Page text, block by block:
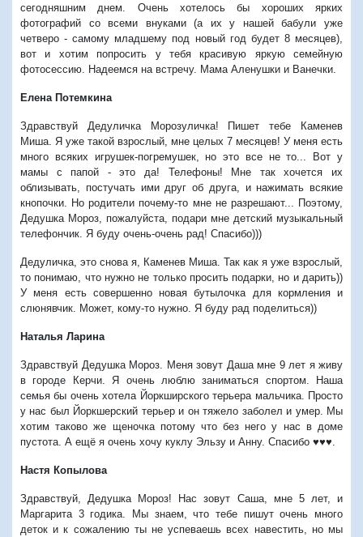
сегодняшним днем. Очень хотелось бы хороших ярких
фотографий со всеми внуками (а их у нашей бабули уже
четверо - самому младшему под новый год будет 8 месяцев),
вот и хотим попросить у тебя красивую яркую семейную
фотосессию. Надеемся на встречу. Мама Аленушки и Ванечки.
Елена Потемкина
Здравствуй Дедуличка Морозуличка! Пишет тебе Каменев
Миша. Я уже такой взрослый, мне целых 7 месяцев! У меня есть
много всяких игрушек-погремушек, но это все не то... Вот у
мамы с папой - это да! Телефоны! Мне так хочется их
облизывать, постучать ими друг об друга, и нажимать всякие
кнопочки. Но родители почему-то мне не разрешают... Поэтому,
Дедушка Мороз, пожалуйста, подари мне детский музыкальный
телефончик. Я буду очень-очень рад! Спасибо)))
Дедуличка, это снова я, Каменев Миша. Так как я уже взрослый,
то понимаю, что нужно не только просить подарки, но и дарить))
У меня есть совершенно новая бутылочка для кормления и
слюнявчик. Может, кому-то нужно. Я буду рад поделиться))
Наталья Ларина
Здравствуй Дедушка Мороз. Меня зовут Даша мне 9 лет я живу
в городе Керчи. Я очень люблю заниматься спортом. Наша
семья бы очень хотела Йоркширского терьера мальчика. Просто
у нас был Йоркшерский терьер и он тяжело заболел и умер. Мы
хотим таково же щеночка потому что без него у нас в доме
пустота. А ещё я очень хочу куклу Эльзу и Анну. Спасибо ♥♥♥.
Настя Копылова
Здравствуй, Дедушка Мороз! Нас зовут Саша, мне 5 лет, и
Маргарита 3 годика. Мы знаем, что тебе пишут очень много
деток и к сожалению ты не успеваешь всех навестить, но мы